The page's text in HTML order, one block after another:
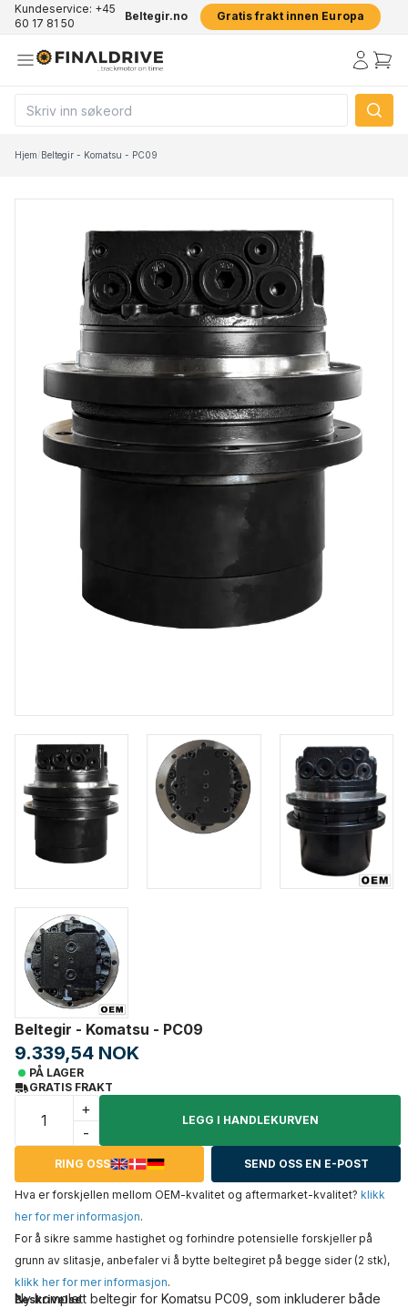
Kundeservice: +45
60 17 81 50
Beltegir.no Gratis frakt innen Europa
Hjem/Beltegir - Komatsu - PC09
Beltegir - Komatsu - PC09
9.339,54 NOK
PÅ LAGER
GRATIS FRAKT
+
-
LEGG I HANDLEKURVEN
RING OSS SEND OSS EN E-POST
Hva er forskjellen mellom OEM-kvalitet og aftermarket-kvalitet? klikk
her for mer informasjon.
For å sikre samme hastighet og forhindre potensielle forskjeller på
grunn av slitasje, anbefaler vi å bytte beltegiret på begge sider (2 stk),
klikk her for mer informasjon.
Beskrivelse
Ny komplett beltegir for Komatsu PC09, som inkluderer både